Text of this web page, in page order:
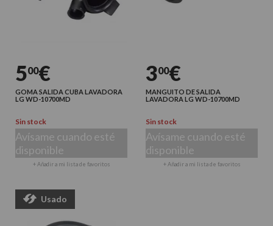
500€
GOMA SALIDA CUBA LAVADORA
LG WD-10700MD
Sin stock
Avísame cuando esté
disponible
+ Añadir a mi lista de favoritos
300€
MANGUITO DE SALIDA
LAVADORA LG WD-10700MD
Sin stock
Avísame cuando esté
disponible
+ Añadir a mi lista de favoritos
Usado